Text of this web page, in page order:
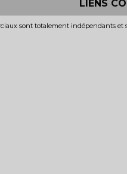
LIENS
sont totalement indépendants